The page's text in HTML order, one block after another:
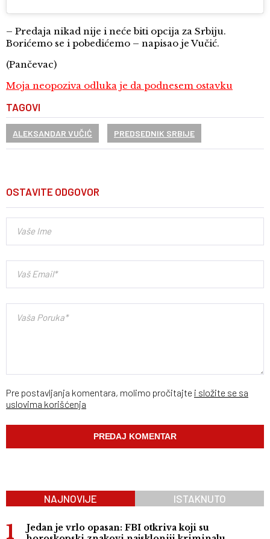
– Predaja nikad nije i neće biti opcija za Srbiju.
Borićemo se i pobedićemo – napisao je Vučić.
(Pančevac)
Moja neopoziva odluka je da podnesem ostavku
TAGOVI
ALEKSANDAR VUČIĆ PREDSEDNIK SRBIJE
OSTAVITE ODGOVOR
Pre postavljanja komentara, molimo pročitajte i složite se sa
uslovima korišćenja
NAJNOVIJE ISTAKNUTO
Jedan je vrlo opasan: FBI otkriva koji su